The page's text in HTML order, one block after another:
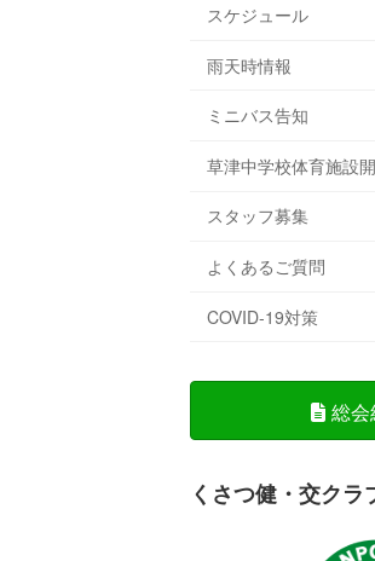
スケジュール
雨天時情報
ミニバス告知
草津中学校体育施設
スタッフ募集
よくあるご質問
COVID-19対策
総
くさつ健・交クラ